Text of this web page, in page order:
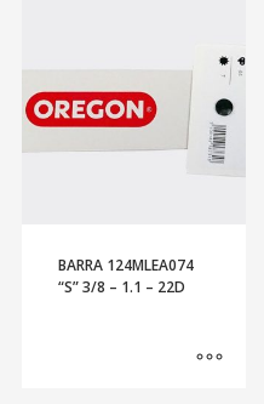
BARRA 124MLEA074
“S” 3/8 – 1.1 – 22D